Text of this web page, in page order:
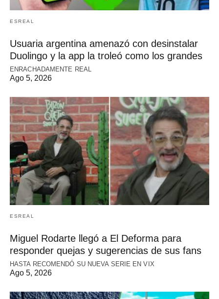
ESREAL
Usuaria argentina amenazó con desinstalar
Duolingo y la app la troleó como los grandes
ENRACHADAMENTE REAL
Ago 5, 2026
ESREAL
Miguel Rodarte llegó a El Deforma para
responder quejas y sugerencias de sus fans
HASTA RECOMENDÓ SU NUEVA SERIE EN VIX
Ago 5, 2026